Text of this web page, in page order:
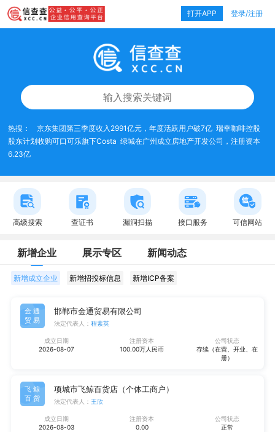
打开APP 登录/注册
热搜： 京东集团第三季度收入2991亿元，年度活跃用户破7亿 瑞幸咖啡控股
股东计划收购可口可乐旗下Costa 绿城在广州成立房地产开发公司，注册资本
6.23亿
高级搜索 查证书 漏洞扫描 接口服务 可信网站
新增企业 展示专区 新闻动态
新增成立企业 新增招投标信息 新增ICP备案
金通
贸易
邯郸市金通贸易有限公司
法定代表人： 程素英
成立日期
2026-08-07
注册资本
100.00万人民币
公司状态
存续（在营、开业、在
册）
飞鲸
百货
项城市飞鲸百货店（个体工商户）
法定代表人： 王欣
成立日期
2026-08-03
注册资本
0.00
公司状态
正常